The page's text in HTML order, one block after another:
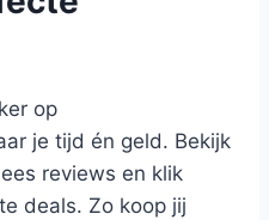
op
je tijd én geld. Bekijk
reviews en klik
deals. Zo koop jij